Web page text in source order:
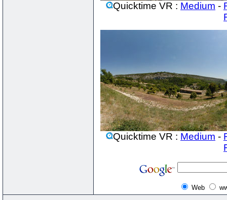
Quicktime VR : Medium -
Quicktime VR : Medium -
Web